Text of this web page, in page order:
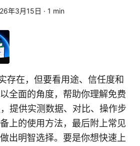
年3月15日 · 1 min
存在，但要看用途、信任度和
全面的角度，帮助你理解免费
提供实测数据、对比、操作步
上的使用方法，最后附上常见
出明智选择。要是你想快速上